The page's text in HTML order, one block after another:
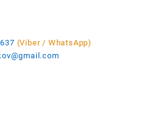
(Viber / WhatsApp)